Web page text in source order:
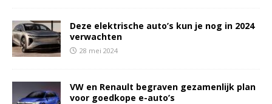
Deze elektrische auto’s kun je nog in 2024
verwachten
28 mei 2024
VW en Renault begraven gezamenlijk plan
voor goedkope e-auto’s